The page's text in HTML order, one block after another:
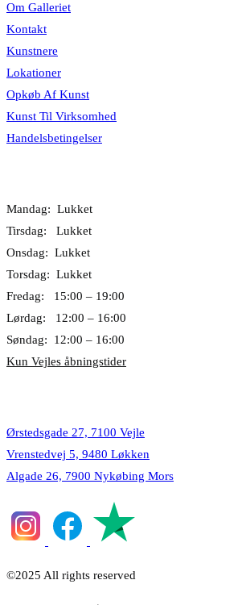
Om Galleriet
Kontakt
Kunstnere
Lokationer
Opkøb Af Kunst
Kunst Til Virksomhed
Handelsbetingelser
Mandag: Lukket
Tirsdag: Lukket
Onsdag: Lukket
Torsdag: Lukket
Fredag: 15:00 – 19:00
Lørdag: 12:00 – 16:00
Søndag: 12:00 – 16:00
Kun Vejles åbningstider
Ørstedsgade 27, 7100 Vejle
Vrenstedvej 5, 9480 Løkken
Algade 26, 7900 Nykøbing Mors
©2025 All rights reserved